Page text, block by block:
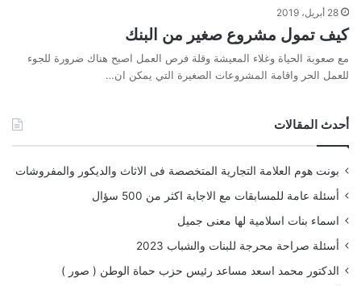
28 أبريل، 2019
كيف تمول مشروع صغير من البنك
مع صعوبة الحياة وغلاء المعيشة وقلة فرص العمل اصبح هناك ضرورة للجوء
للعمل الحر واقامة المشروعات الصغيرة التي يمكن ان…
أحدث المقالات
بونت هوم العلامة التجارية المتخصصة فى الاثاث والديكور والمفروشات
أسئلة عامة للمسابقات مع الاجابة اكثر من 500 سؤال
اسماء بنات اسلامية لها معنى جميل
أسئلة صراحة محرجة للبنات والشباب 2023
الدكتور محمد اسعد مساعد رئيس حزب حماة الوطن ( صور )